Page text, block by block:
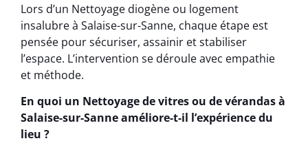
Lors d’un Nettoyage diogène ou logement
insalubre à Salaise-sur-Sanne, chaque étape est
pensée pour sécuriser, assainir et stabiliser
l’espace. L’intervention se déroule avec empathie
et méthode.
En quoi un Nettoyage de vitres ou de vérandas à
Salaise-sur-Sanne améliore-t-il l’expérience du
lieu ?